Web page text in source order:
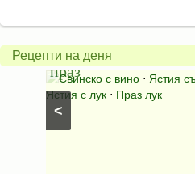
Рецепти на деня
<
Свинско
с
праз
Свинско с вино ⋅ Ястия
Ястия с лук ⋅ Праз лук